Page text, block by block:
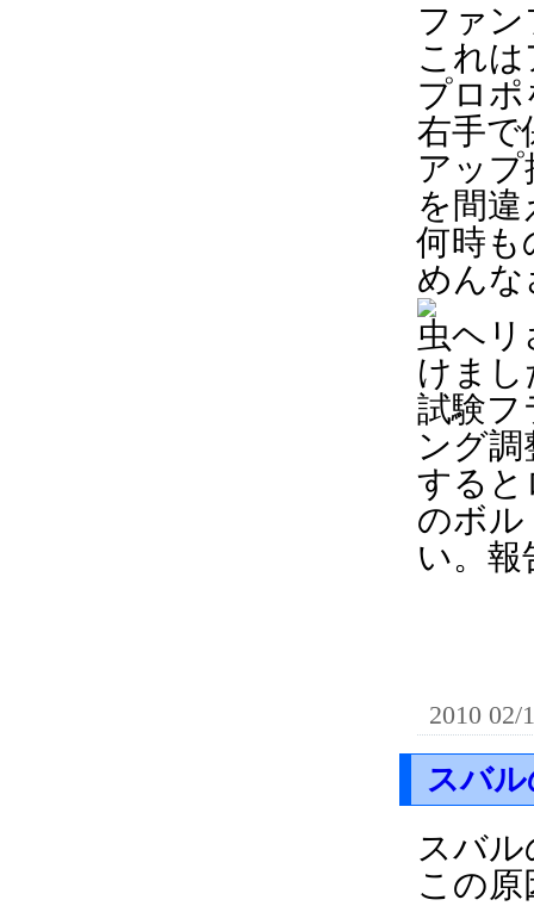
ファ
これ
プロ
右手で
アッ
を間
何時も
めんな
虫ヘリ
けまし
試験フ
ング
すると
のボル
い。報
2010 02/
スバ
スバ
この